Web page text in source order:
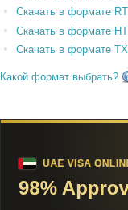
Скачать в формате
Скачать в формате
Скачать в формате
Какой формат выбрать?